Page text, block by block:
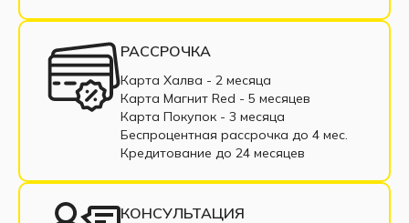
Детские диваны с бортиком
РАССРОЧКА
Карта Халва - 2 месяца
Карта Магнит Red - 5 месяцев
Карта Покупок - 3 месяца
Беспроцентная рассрочка до 4 мес.
Кредитование до 24 месяцев
КОНСУЛЬТАЦИЯ